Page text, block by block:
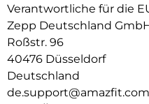
Zielorientiertes Training.
Strukturierte Trainingspläne
Trainingszyklus. Von
hin zu integriertem
Ausdauer, Kraft und
gleichzeitig Ihre
und bewusster zu gestalten.
Verantwortliche für die
Zepp Deutschland
Roßstr. 96
40476 Düsseldorf
Deutschland
de.support@amazfit.com